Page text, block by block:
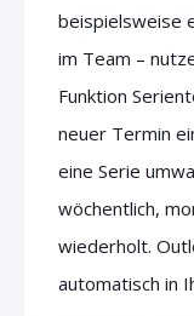
beispielsweise
im Team –
Funktion
neuer Termin
eine Serie
wöchentlich,
wiederholt.
automatisch in